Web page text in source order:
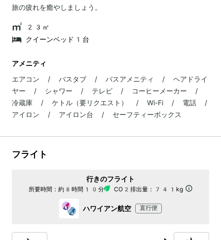
旅の疲れを癒やしましょう。
23㎡
クイーンベッド1台
アメニティ
エアコン / バスタブ / バスアメニティ / ヘアドライ
ヤー / シャワー / テレビ / コーヒーメーカー /
冷蔵庫 / ケトル（要リクエスト） / Wi-Fi / 電話 /
アイロン / アイロン台 / セーフティーボックス
フライト
行きのフライト
所要時間： 約8時間10分 CO2排出量： 741kg
ハワイアン航空 直行便